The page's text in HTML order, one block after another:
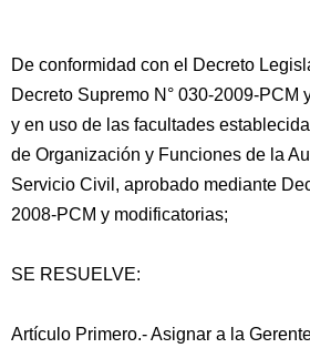
De conformidad con el Decreto
Decreto Supremo N° 030-2009-PCM
y en uso de las facultades
de Organización y Funciones de la
Servicio Civil, aprobado mediante
2008-PCM y modificatorias;
SE RESUELVE:
Artículo Primero.- Asignar a la